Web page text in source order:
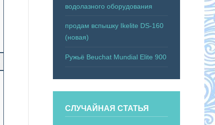
водолазного оборудования
продам вспышку Ikelite DS-160
(новая)
Ружьё Beuchat Mundial Elite 900
СЛУЧАЙНАЯ СТАТЬЯ